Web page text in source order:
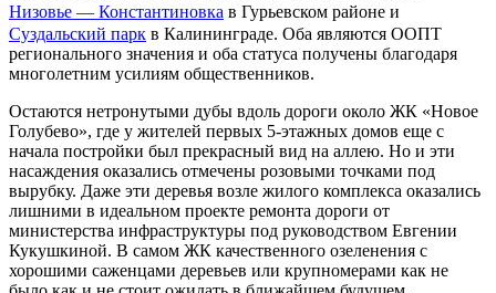
Низовье — Константиновка в Гурьевском районе и
Суздальский парк в Калининграде. Оба являются ООПТ
регионального значения и оба статуса получены благодаря
многолетним усилиям общественников.
Остаются нетронутыми дубы вдоль дороги около ЖК «Новое
Голубево», где у жителей первых 5-этажных домов еще с
начала постройки был прекрасный вид на аллею. Но и эти
насаждения оказались отмечены розовыми точками под
вырубку. Даже эти деревья возле жилого комплекса оказались
лишними в идеальном проекте ремонта дороги от
министерства инфраструктуры под руководством Евгении
Кукушкиной. В самом ЖК качественного озеленения с
хорошими саженцами деревьев или крупномерами как не